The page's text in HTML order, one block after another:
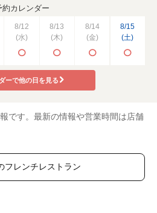
約カレンダー
8/12
(水)
8/13
(木)
8/14
(金)
8/15
(土)
ーで他の日を見る
です。最新の情報や営業時間は店舗
レンチレストラン